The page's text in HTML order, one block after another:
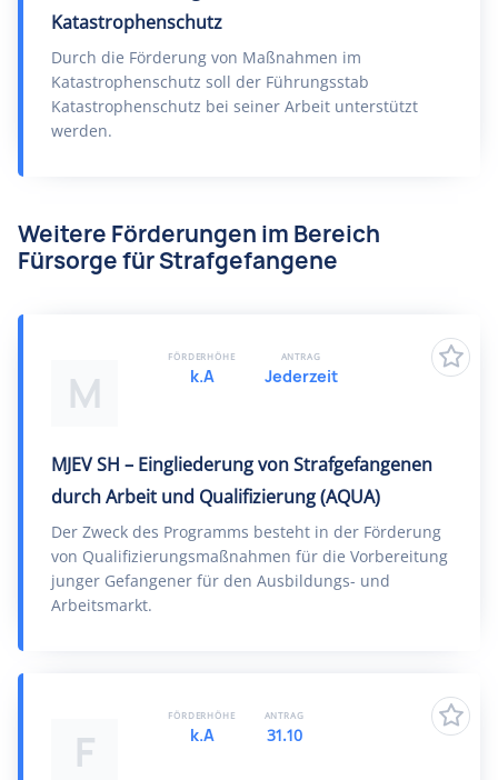
Katastrophenschutz
Durch die Förderung von Maßnahmen im
Katastrophenschutz soll der Führungsstab
Katastrophenschutz bei seiner Arbeit unterstützt
werden.
Weitere Förderungen im Bereich
Fürsorge für Strafgefangene
M
MJEV SH – Eingliederung von Strafgefangenen
durch Arbeit und Qualifizierung (AQUA)
Der Zweck des Programms besteht in der Förderung
von Qualifizierungsmaßnahmen für die Vorbereitung
junger Gefangener für den Ausbildungs- und
Arbeitsmarkt.
FÖRDERHÖHE
k.A
ANTRAG
Jederzeit
F
FÖRDERHÖHE
k.A
ANTRAG
31.10